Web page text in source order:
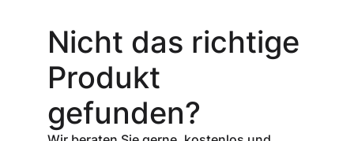
Gutschein-Code
INSPEC30
erhalten Sie
% Rabattauf
den Netto-
Verkaufspreis
aller Produkte
Nicht das richtige
Produkt
gefunden?